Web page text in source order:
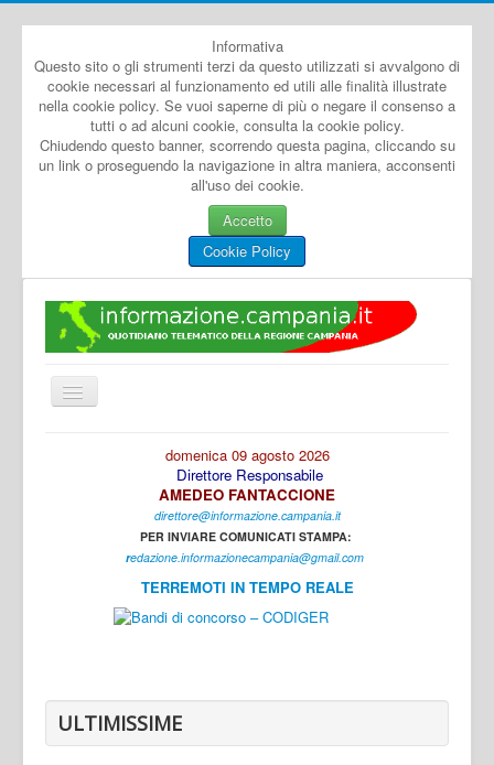
Informativa
Questo sito o gli strumenti terzi da questo utilizzati si avvalgono di
cookie necessari al funzionamento ed utili alle finalità illustrate
nella cookie policy. Se vuoi saperne di più o negare il consenso a
tutti o ad alcuni cookie, consulta la cookie policy.
Chiudendo questo banner, scorrendo questa pagina, cliccando su
un link o proseguendo la navigazione in altra maniera, acconsenti
all'uso dei cookie.
Accetto
Cookie Policy
Cambia
navigazione
Caserta
domenica 09 agosto 2026
Direttore Responsabile
AMEDEO FANTACCIONE
direttore@informazione.campania.it
PER INVIARE COMUNICATI STAMPA:
redazione.informazionecampania@gmail.com
TERREMOTI IN TEMPO REALE
ULTIMISSIME